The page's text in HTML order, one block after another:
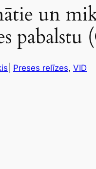
un
Preses relīzes, VID